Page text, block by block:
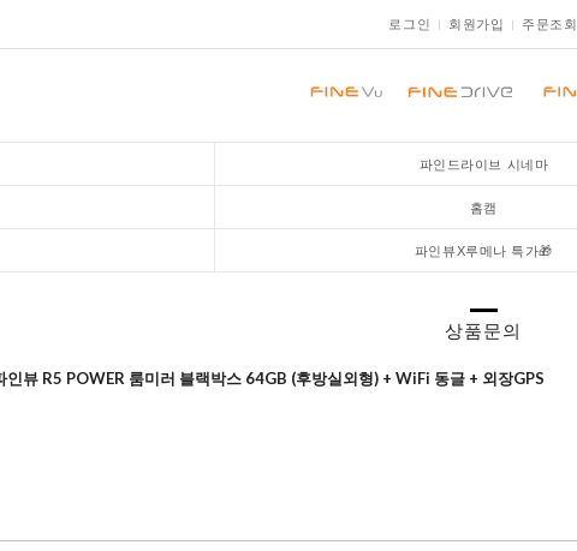
로그인 회원가입 주문조회
파인드라이브 시네마
홈캠
파인뷰X루메나 특가🎁
상품문의
인뷰 R5 POWER 룸미러 블랙박스 64GB (후방실외형) + WiFi 동글 + 외장GPS